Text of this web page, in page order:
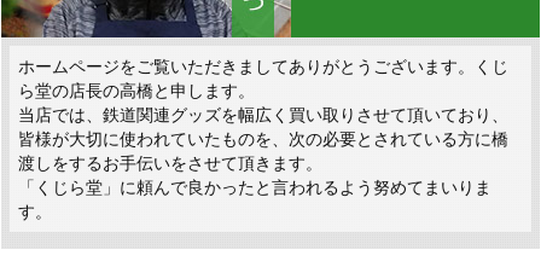
ホームページをご覧いただきましてありがとうございます。くじ
ら堂の店長の高橋と申します。
当店では、鉄道関連グッズを幅広く買い取りさせて頂いており、
皆様が大切に使われていたものを、次の必要とされている方に橋
渡しをするお手伝いをさせて頂きます。
「くじら堂」に頼んで良かったと言われるよう努めてまいりま
す。